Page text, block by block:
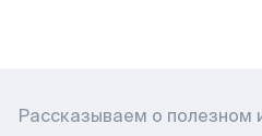
Рассказываем о полезном